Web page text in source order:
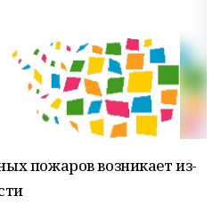
пожаров возникает из-